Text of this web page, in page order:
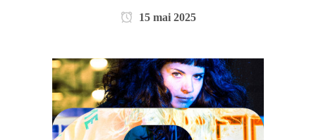
15 mai 2025